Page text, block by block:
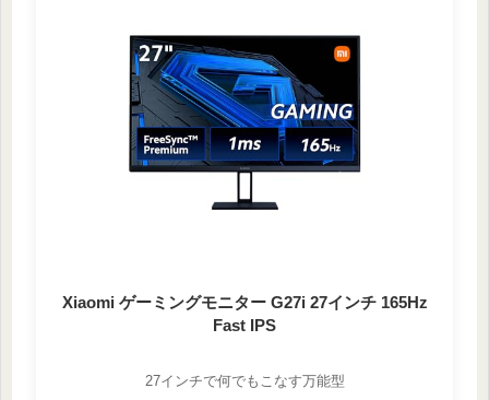
Xiaomi ゲーミングモニター G27i 27インチ 165Hz
Fast IPS
27インチで何でもこなす万能型